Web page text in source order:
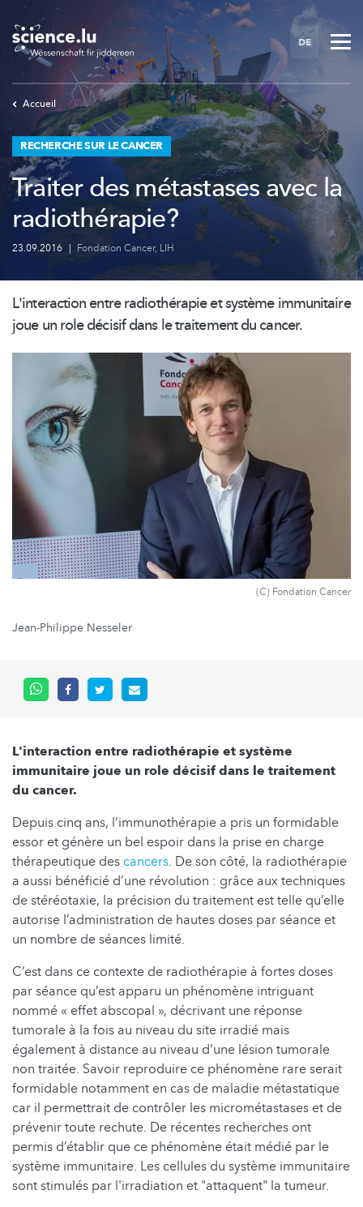
to
main
content
DE
Accueil
RECHERCHE SUR LE CANCER
Traiter des métastases avec la
radiothérapie?
23.09.2016 | Fondation Cancer, LIH
L'interaction entreradiothérapieet système immunitaire
joue un role décisif dans le traitement du cancer.
(C) Fondation Cancer
Jean-Philippe Nesseler
L'interaction entre radiothérapie et système
immunitaire joue un role décisif dans le traitement
du cancer.
Depuis cinq ans, l’immunothérapie a pris un formidable
essor et génère un bel espoir dans la prise en charge
thérapeutique des cancers. De son côté, la radiothérapie
a aussi bénéficié d’une révolution : grâce aux techniques
de stéréotaxie, la précision du traitement est telle qu’elle
autorise l’administration de hautes doses par séance et
un nombre de séances limité.
C’est dans ce contexte de radiothérapie à fortes doses
par séance qu’est apparu un phénomène intriguant
nommé « effet abscopal », décrivant une réponse
tumorale à la fois au niveau du site irradié mais
également à distance au niveau d’une lésion tumorale
non traitée. Savoir reproduire ce phénomène rare serait
formidable notamment en cas de maladie métastatique
car il permettrait de contrôler les micrométastases et de
prévenir toute rechute. De récentes recherches ont
permis d’établir que ce phénomène était médié par le
système immunitaire. Les cellules du système immunitaire
sont stimulés par l'irradiation et "attaquent" la tumeur.